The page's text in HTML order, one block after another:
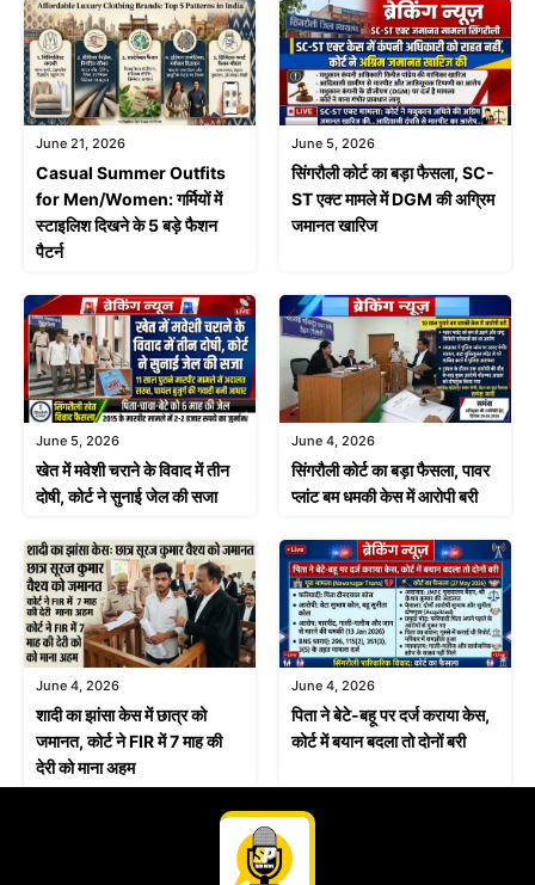
June 21, 2026
Casual Summer Outfits
for Men/Women: गर्मियों में
स्टाइलिश दिखने के 5 बड़े फैशन
पैटर्न
June 5, 2026
सिंगरौली कोर्ट का बड़ा फैसला, SC-
ST एक्ट मामले में DGM की अग्रिम
जमानत खारिज
June 5, 2026
खेत में मवेशी चराने के विवाद में तीन
दोषी, कोर्ट ने सुनाई जेल की सजा
June 4, 2026
सिंगरौली कोर्ट का बड़ा फैसला, पावर
प्लांट बम धमकी केस में आरोपी बरी
June 4, 2026
शादी का झांसा केस में छात्र को
जमानत, कोर्ट ने FIR में 7 माह की
देरी को माना अहम
June 4, 2026
पिता ने बेटे-बहू पर दर्ज कराया केस,
कोर्ट में बयान बदला तो दोनों बरी